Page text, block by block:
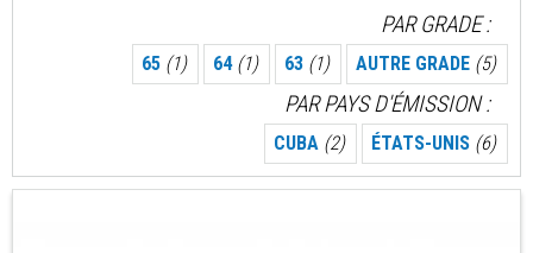
PAR GRADE
65 (1) 64 (1) 63 (1) AUTRE GRADE (5)
PAR PAYS D'ÉMISSION
CUBA (2) ÉTATS-UNIS (6)